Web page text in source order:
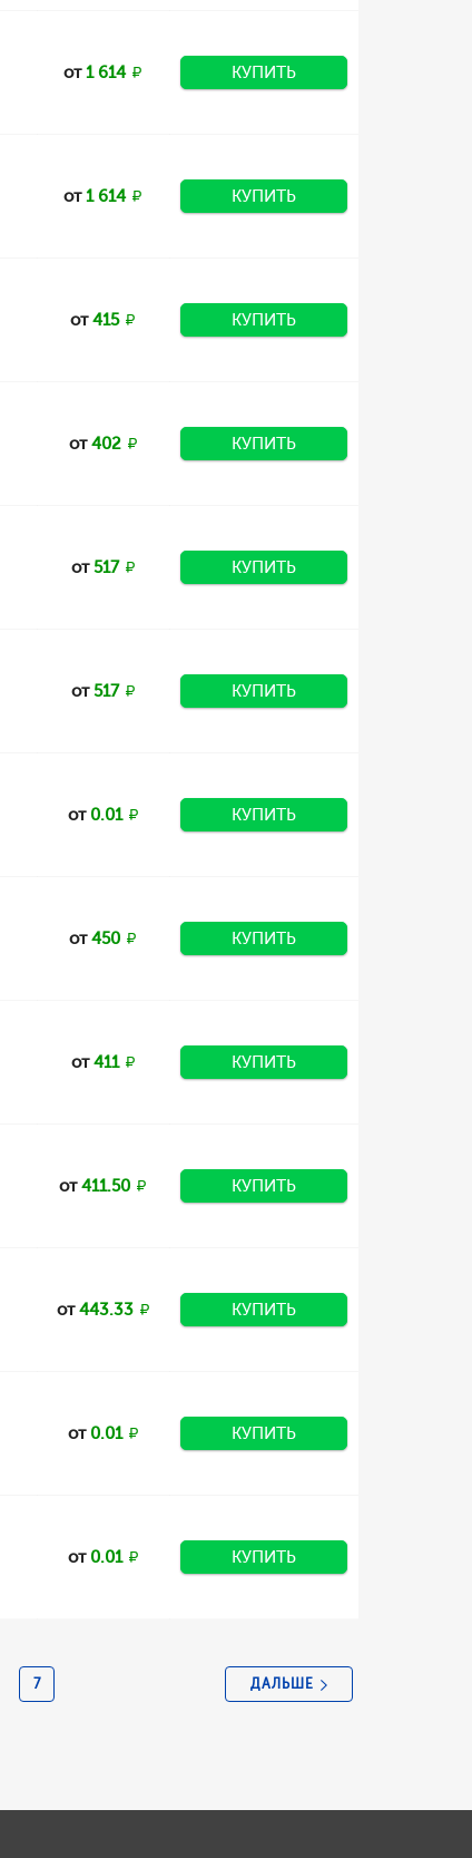
от1 614 КУПИТЬ
от1 614 КУПИТЬ
от415 КУПИТЬ
от402 КУПИТЬ
от517 КУПИТЬ
от517 КУПИТЬ
от 0.01 КУПИТЬ
от450 КУПИТЬ
от411 КУПИТЬ
от411.50 КУПИТЬ
от443.33 КУПИТЬ
от 0.01 КУПИТЬ
от 0.01 КУПИТЬ
7 ДАЛЬШЕ